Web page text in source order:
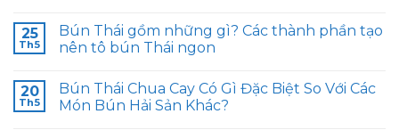
25
Th5
Bún Thái gồm những gì? Các thành phần tạo
nên tô bún Thái ngon
20
Th5
Bún Thái Chua Cay Có Gì Đặc Biệt So Với Các
Món Bún Hải Sản Khác?